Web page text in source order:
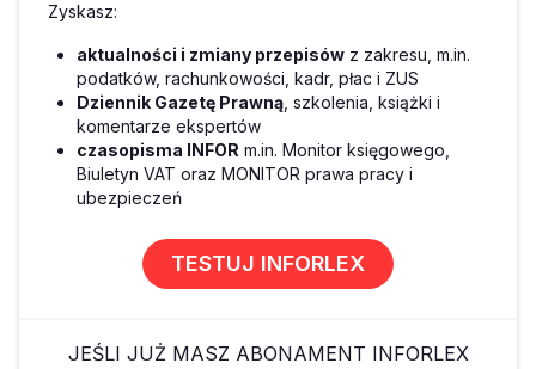
Zyskasz:
aktualności i zmiany przepisów z zakresu, m.in.
podatków, rachunkowości, kadr, płac i ZUS
Dziennik Gazetę Prawną , szkolenia, książki i
komentarze ekspertów
czasopisma INFOR m.in. Monitor księgowego,
Biuletyn VAT oraz MONITOR prawa pracy i
ubezpieczeń
TESTUJ INFORLEX
JEŚLI JUŻ MASZ ABONAMENT INFORLEX